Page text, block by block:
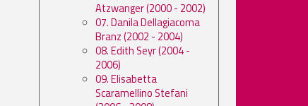
Atzwanger (2000 - 2002)
07. Danila Dellagiacoma
Branz (2002 - 2004)
08. Edith Seyr (2004 -
2006)
09. Elisabetta
Scaramellino Stefani